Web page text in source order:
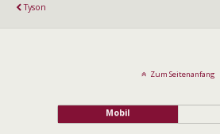
Tyson
Zum Seitenanfang
Mobil